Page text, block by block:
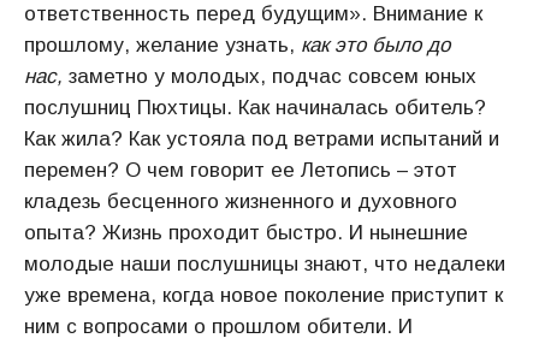
ответственность перед будущим». Внимание к
прошлому, желание узнать, как это было до
нас, заметно у молодых, подчас совсем юных
послушниц Пюхтицы. Как начиналась обитель?
Как жила? Как устояла под ветрами испытаний и
перемен? О чем говорит ее Летопись – этот
кладезь бесценного жизненного и духовного
опыта? Жизнь проходит быстро. И нынешние
молодые наши послушницы знают, что недалеки
уже времена, когда новое поколение приступит к
ним с вопросами о прошлом обители. И